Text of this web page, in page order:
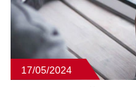
17/05/2024